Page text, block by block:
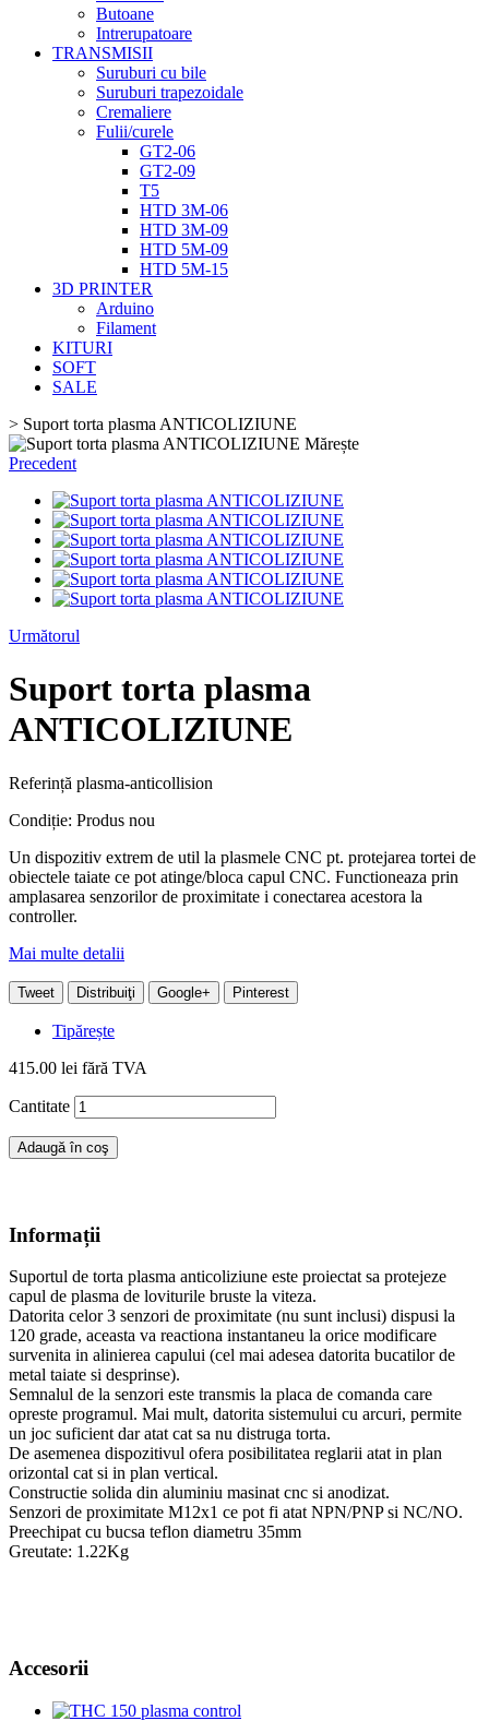
Butoane
Intrerupatoare
TRANSMISII
Suruburi cu bile
Suruburi trapezoidale
Cremaliere
Fulii/curele
GT2-06
GT2-09
T5
HTD 3M-06
HTD 3M-09
HTD 5M-09
HTD 5M-15
3D PRINTER
Arduino
Filament
KITURI
SOFT
SALE
> Suport torta plasma ANTICOLIZIUNE
Mărește
Precedent
Următorul
Suport torta plasma
ANTICOLIZIUNE
Referință plasma-anticollision
Condiție: Produs nou
Un dispozitiv extrem de util la plasmele CNC pt. protejarea tortei de
obiectele taiate ce pot atinge/bloca capul CNC. Functioneaza prin
amplasarea senzorilor de proximitate i conectarea acestora la
controller.
Mai multe detalii
Tweet Distribuiţi Google+ Pinterest
Tipărește
415.00 lei fără TVA
Cantitate
Adaugă în coş
Informații
Suportul de torta plasma anticoliziune este proiectat sa protejeze
capul de plasma de loviturile bruste la viteza.
Datorita celor 3 senzori de proximitate (nu sunt inclusi) dispusi la
120 grade, aceasta va reactiona instantaneu la orice modificare
survenita in alinierea capului (cel mai adesea datorita bucatilor de
metal taiate si desprinse).
Semnalul de la senzori este transmis la placa de comanda care
opreste programul. Mai mult, datorita sistemului cu arcuri, permite
un joc suficient dar atat cat sa nu distruga torta.
De asemenea dispozitivul ofera posibilitatea reglarii atat in plan
orizontal cat si in plan vertical.
Constructie solida din aluminiu masinat cnc si anodizat.
Senzori de proximitate M12x1 ce pot fi atat NPN/PNP si NC/NO.
Preechipat cu bucsa teflon diametru 35mm
Greutate: 1.22Kg
Accesorii